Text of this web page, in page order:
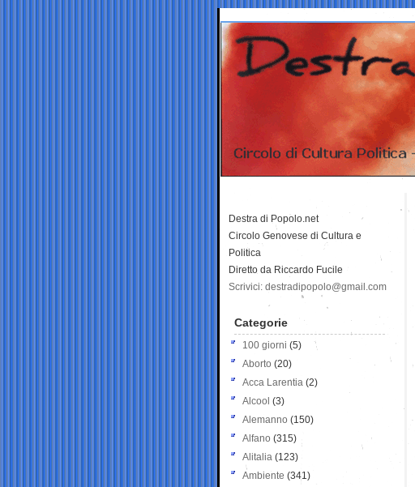
Destra di Popolo.net
Circolo Genovese di Cultura e
Politica
Diretto da Riccardo Fucile
Scrivici: destradipopolo@gmail.com
Categorie
100 giorni (5)
Aborto (20)
Acca Larentia (2)
Alcool (3)
Alemanno (150)
Alfano (315)
Alitalia (123)
Ambiente (341)